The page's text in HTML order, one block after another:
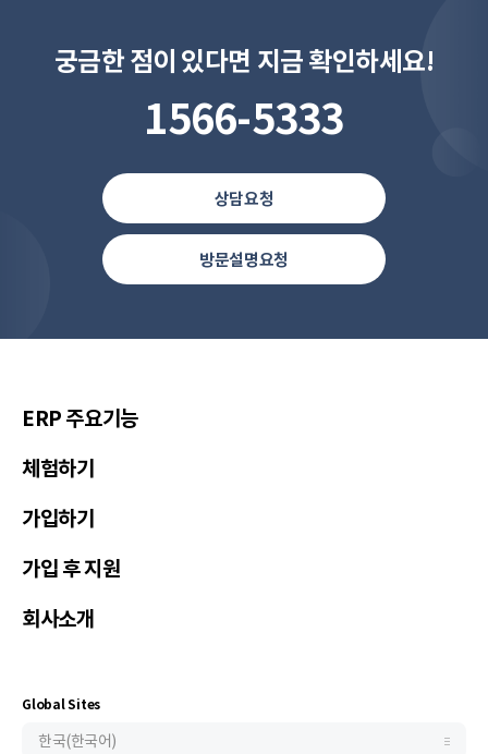
궁금한 점이 있다면 지금 확인하세요!
1566-5333
상담요청
방문설명요청
ERP 주요기능
체험하기
가입하기
가입 후 지원
회사소개
Global Sites
한국(한국어)
简体中文
繁體中文(香港)
Việt Nam(Tiếng Việt)
Malaysia(English)
ประเทศไทย(ไทย)
Узбекистан (русский)